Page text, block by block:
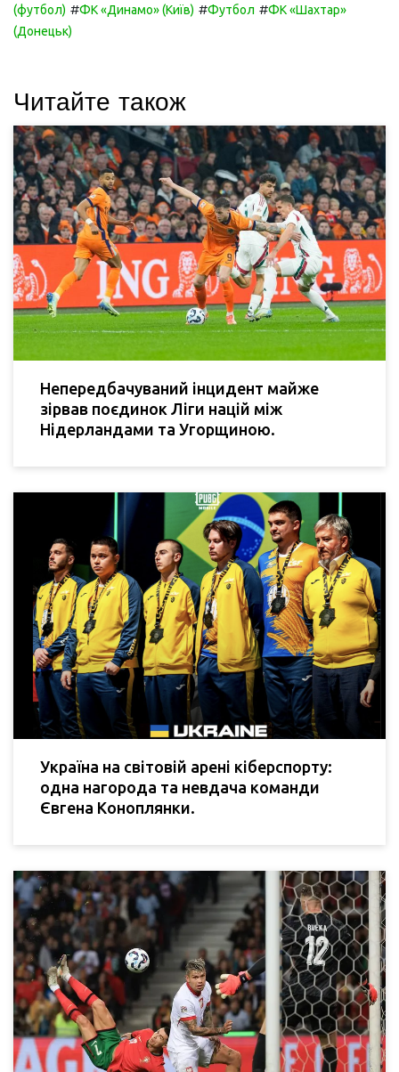
(футбол) #ФК «Динамо» (Київ) #Футбол #ФК «Шахтар»
(Донецьк)
Читайте також
Непередбачуваний інцидент майже
зірвав поєдинок Ліги націй між
Нідерландами та Угорщиною.
Україна на світовій арені кіберспорту:
одна нагорода та невдача команди
Євгена Коноплянки.